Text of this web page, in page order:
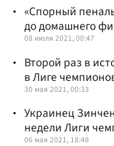
«Спорный
до домашнего
08 июля 2021, 00:47
Второй раз в
в Лиге
30 мая 2021, 00:33
Украинец
недели Лиги
06 мая 2021, 18:48